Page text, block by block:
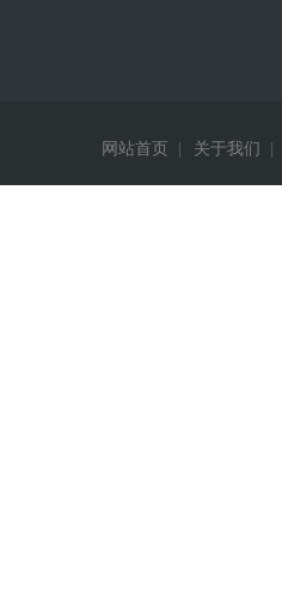
网站首页 关于我们